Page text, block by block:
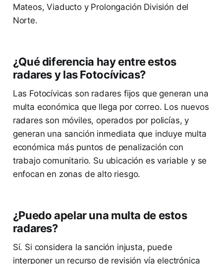
Mateos, Viaducto y Prolongación División del
Norte.
¿Qué diferencia hay entre estos
radares y las Fotocívicas?
Las Fotocívicas son radares fijos que generan una
multa económica que llega por correo. Los nuevos
radares son móviles, operados por policías, y
generan una sanción inmediata que incluye multa
económica más puntos de penalización con
trabajo comunitario. Su ubicación es variable y se
enfocan en zonas de alto riesgo.
¿Puedo apelar una multa de estos
radares?
Sí. Si considera la sanción injusta, puede
interponer un recurso de revisión vía electrónica